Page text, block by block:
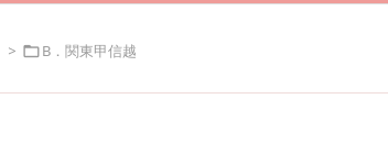
> B．関東甲信越